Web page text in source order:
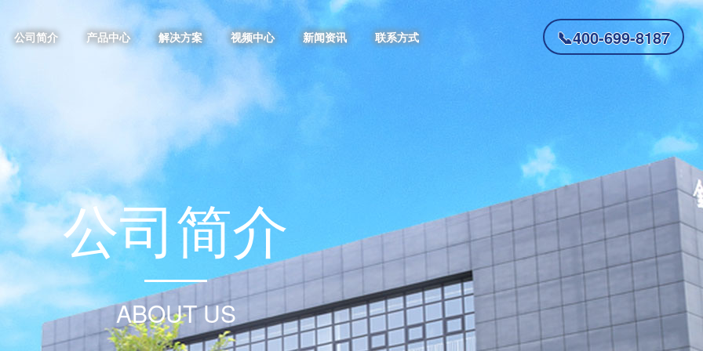
公司简介 产品中心 解决方案 视频中心 新闻资讯 联系方式 📞400-699-8187
公司简介
ABOUT US